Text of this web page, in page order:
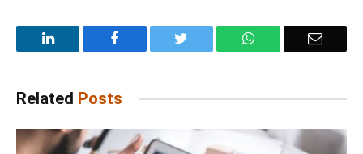
LinkedIn Facebook WhatsApp Email
Related Posts